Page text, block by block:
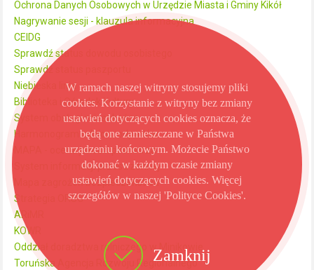
Ochrona Danych Osobowych w Urzędzie Miasta i Gminy Kikół
Nagrywanie sesji - klauzula informacyjna
CEIDG
Sprawdź status dowodu osobistego
Sprawdź status paszportu
Niebieska linia
Biblioteka i Ośrodek Kultury
System obsługi mieszkańca
Harmonogram odbioru odpadów
MAPA - ocena jakości powietrza
System informacji przestrzennej
Mapa zagrożeń bezpieczeństwa
Strategia ORSG
ARiMR
KOWR
Oddział doradztwa rolniczego w Minikowie
Toruńska Agencja Rozwoju Regionalnego
Zamknij
W ramach naszej witryny stosujemy pliki
cookies. Korzystanie z witryny bez zmiany
ustawień dotyczących cookies oznacza, że
będą one zamieszczane w Państwa
urządzeniu końcowym. Możecie Państwo
dokonać w każdym czasie zmiany
ustawień dotyczących cookies. Więcej
szczegółów w naszej 'Polityce Cookies'.